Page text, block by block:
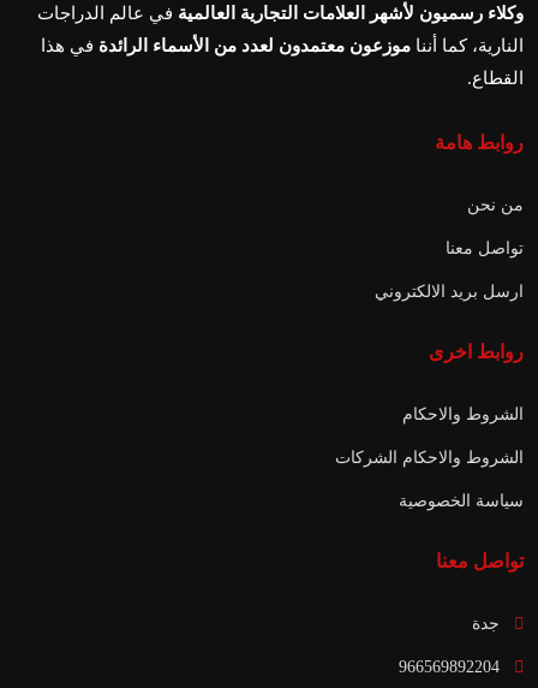
وكلاء رسميون لأشهر العلامات التجارية العالمية في عالم الدراجات
النارية، كما أننا موزعون معتمدون لعدد من الأسماء الرائدة في هذا
القطاع.
روابط هامة
من نحن
تواصل معنا
ارسل بريد الالكتروني
روابط اخرى
الشروط والاحكام
الشروط والاحكام الشركات
سياسة الخصوصية
تواصل معنا
جدة